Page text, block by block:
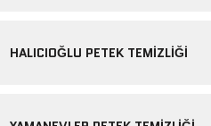
HALICIOĞLU PETEK TEMIZLIĞI